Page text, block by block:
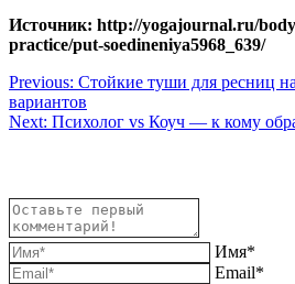
Источник: http://yogajournal.ru/
practice/put-soedineniya5968_639/
Навигация
по
Previous: Стойкие туши для ресниц
вариантов
Next: Психолог vs Коуч — к кому
Имя*
Email*